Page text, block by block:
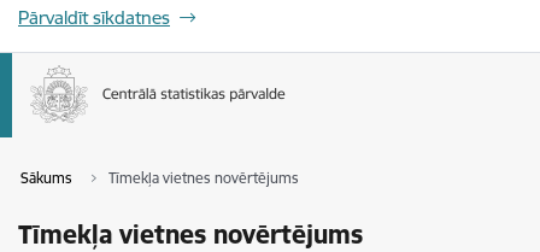
Pārvaldīt sīkdatnes
Sākums Tīmekļa vietnes novērtējums
Tīmekļa vietnes novērtējums